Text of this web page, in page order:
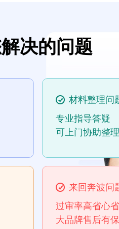
决的问题
材料整理问
专业指导答疑
可上门协助整理
来回奔波问
过审率高省心
大品牌售后有